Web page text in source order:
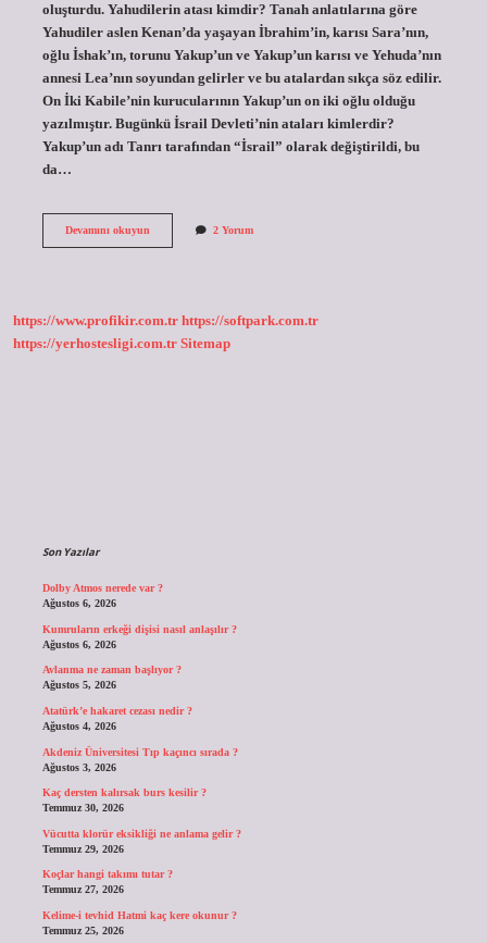
oluşturdu. Yahudilerin atası kimdir? Tanah anlatılarına göre
Yahudiler aslen Kenan’da yaşayan İbrahim’in, karısı Sara’nın,
oğlu İshak’ın, torunu Yakup’un ve Yakup’un karısı ve Yehuda’nın
annesi Lea’nın soyundan gelirler ve bu atalardan sıkça söz edilir.
On İki Kabile’nin kurucularının Yakup’un on iki oğlu olduğu
yazılmıştır. Bugünkü İsrail Devleti’nin ataları kimlerdir?
Yakup’un adı Tanrı tarafından “İsrail” olarak değiştirildi, bu
da…
Devamını okuyunİSrailin
2 Yorum
https://www.profikir.com.tr https://softpark.com.tr
https://yerhostesligi.com.tr Sitemap
Son Yazılar
Dolby Atmos nerede var ?
Ağustos 6, 2026
Kumruların erkeği dişisi nasıl anlaşılır ?
Ağustos 6, 2026
Avlanma ne zaman başlıyor ?
Ağustos 5, 2026
Atatürk’e hakaret cezası nedir ?
Ağustos 4, 2026
Akdeniz Üniversitesi Tıp kaçıncı sırada ?
Ağustos 3, 2026
Kaç dersten kalırsak burs kesilir ?
Temmuz 30, 2026
Vücutta klorür eksikliği ne anlama gelir ?
Temmuz 29, 2026
Koçlar hangi takımı tutar ?
Temmuz 27, 2026
Kelime-i tevhid Hatmi kaç kere okunur ?
Temmuz 25, 2026